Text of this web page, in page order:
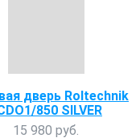
дверь Roltechnik
850 SILVER
15 980 руб.